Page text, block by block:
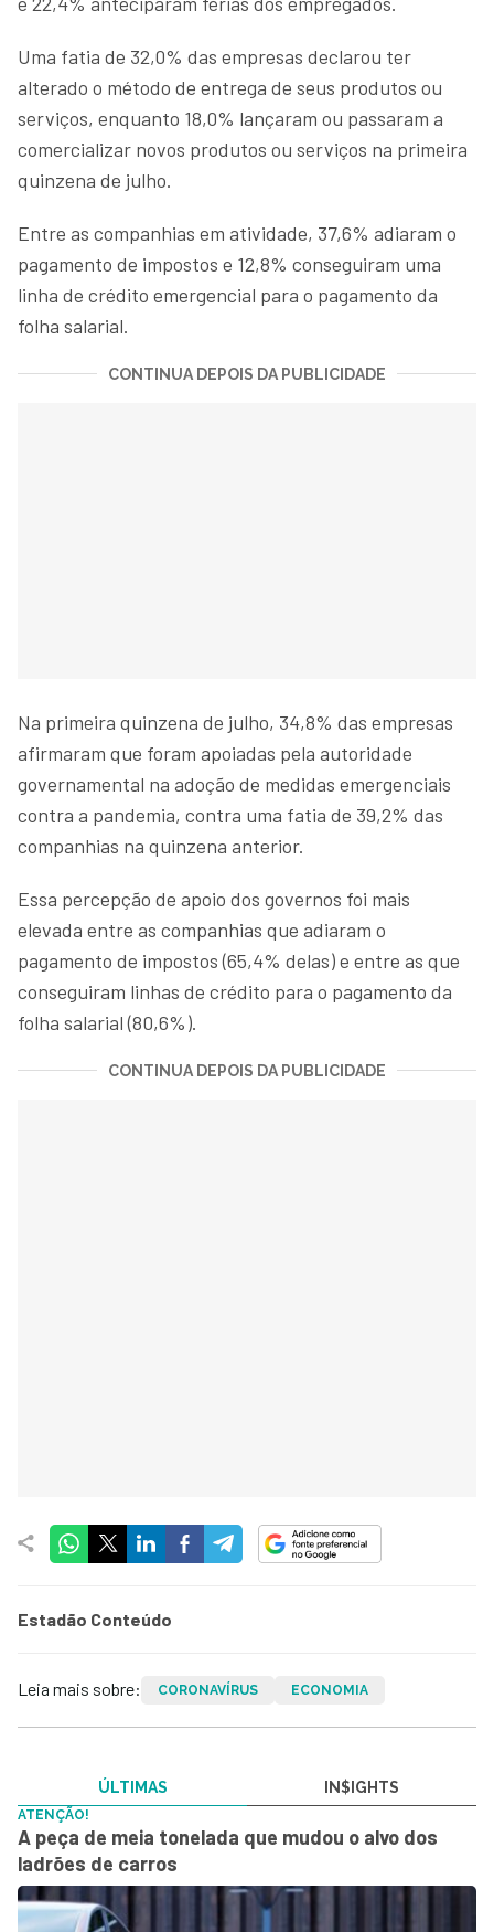
Uma fatia de 32,0% das empresas declarou ter
alterado o método de entrega de seus produtos ou
serviços, enquanto 18,0% lançaram ou passaram a
comercializar novos produtos ou serviços na primeira
quinzena de julho.
Entre as companhias em atividade, 37,6% adiaram o
pagamento de impostos e 12,8% conseguiram uma
linha de crédito emergencial para o pagamento da
folha salarial.
CONTINUA DEPOIS DA PUBLICIDADE
Na primeira quinzena de julho, 34,8% das empresas
afirmaram que foram apoiadas pela autoridade
governamental na adoção de medidas emergenciais
contra a pandemia, contra uma fatia de 39,2% das
companhias na quinzena anterior.
Essa percepção de apoio dos governos foi mais
elevada entre as companhias que adiaram o
pagamento de impostos (65,4% delas) e entre as que
conseguiram linhas de crédito para o pagamento da
folha salarial (80,6%).
CONTINUA DEPOIS DA PUBLICIDADE
Estadão Conteúdo
Leia mais sobre: CORONAVÍRUS ECONOMIA
ÚLTIMAS IN$IGHTS
ATENÇÃO!
A peça de meia tonelada que mudou o alvo dos
ladrões de carros